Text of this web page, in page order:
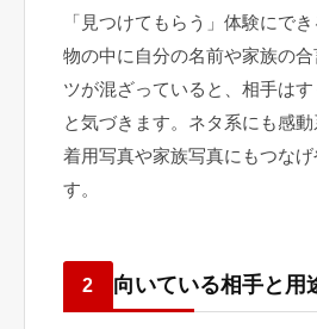
「見つけてもらう」体験にで
物の中に自分の名前や家族の
ツが混ざっていると、相手は
と気づきます。ネタ系にも感動
着用写真や家族写真にもつな
す。
2 向いている相手と用